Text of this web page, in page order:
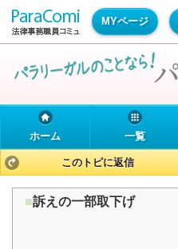
MYページ
ホーム 一覧
このトピに返信
■訴えの一部取下げ